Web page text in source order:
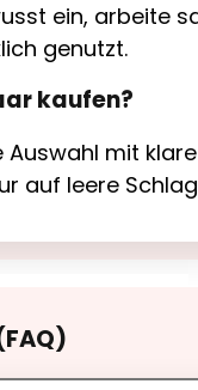
ein, arbeite
genutzt.
kaufen?
Auswahl mit
auf leere